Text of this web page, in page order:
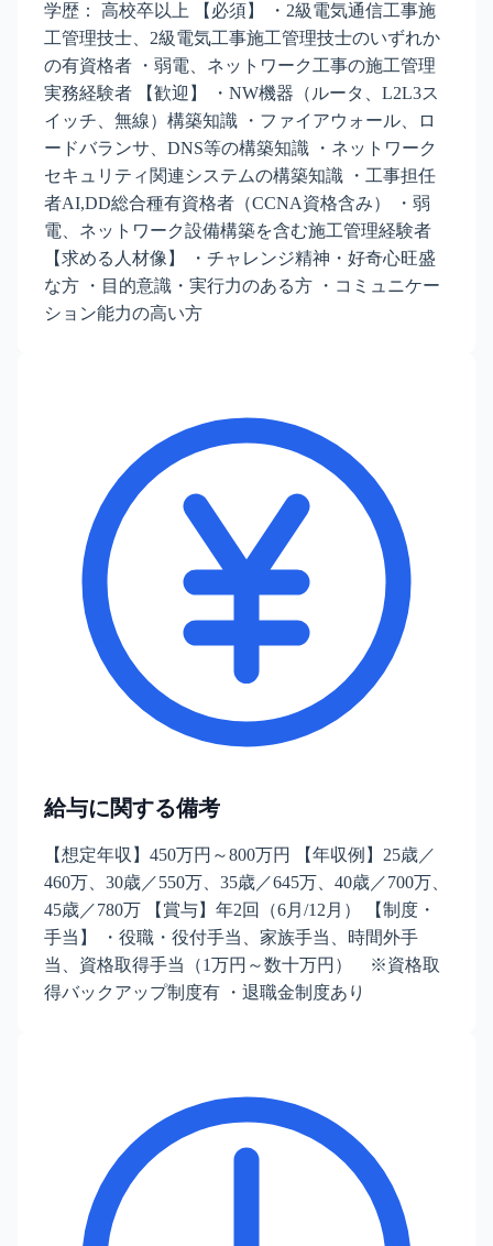
学歴： 高校卒以上 【必須】 ・2級電気通信工事施
工管理技士、2級電気工事施工管理技士のいずれか
の有資格者 ・弱電、ネットワーク工事の施工管理
実務経験者 【歓迎】 ・NW機器（ルータ、L2L3ス
イッチ、無線）構築知識 ・ファイアウォール、ロ
ードバランサ、DNS等の構築知識 ・ネットワーク
セキュリティ関連システムの構築知識 ・工事担任
者AI,DD総合種有資格者（CCNA資格含み） ・弱
電、ネットワーク設備構築を含む施工管理経験者
【求める人材像】 ・チャレンジ精神・好奇心旺盛
な方 ・目的意識・実行力のある方 ・コミュニケー
ション能力の高い方
給与に関する備考
【想定年収】450万円～800万円 【年収例】25歳／
460万、30歳／550万、35歳／645万、40歳／700万、
45歳／780万 【賞与】年2回（6月/12月） 【制度・
手当】 ・役職・役付手当、家族手当、時間外手
当、資格取得手当（1万円～数十万円） ※資格取
得バックアップ制度有 ・退職金制度あり